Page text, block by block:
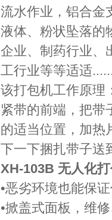
流水作业，铝合金
液体、粉状坠落的
企业、制药行业、
工行业等等适适
该打包机工作原理
紧带的前端，把带
的适当位置，加热
下一下捆扎带子送
XH-103B 无人化
•恶劣环境也能保
•掀盖式面板，维